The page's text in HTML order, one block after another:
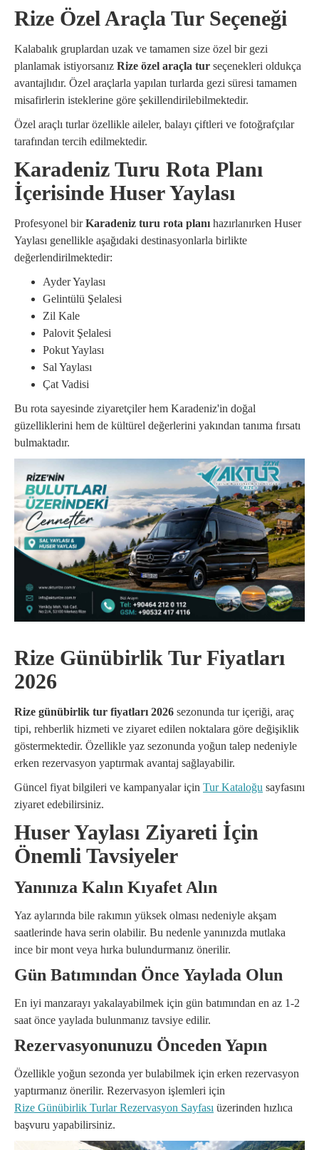
Rize Özel Araçla Tur Seçeneği
Kalabalık gruplardan uzak ve tamamen size özel bir gezi
planlamak istiyorsanız Rize özel araçla tur seçenekleri oldukça
avantajlıdır. Özel araçlarla yapılan turlarda gezi süresi tamamen
misafirlerin isteklerine göre şekillendirilebilmektedir.
Özel araçlı turlar özellikle aileler, balayı çiftleri ve fotoğrafçılar
tarafından tercih edilmektedir.
Karadeniz Turu Rota Planı
İçerisinde Huser Yaylası
Profesyonel birKaradeniz turu rota planı hazırlanırken Huser
Yaylası genellikle aşağıdaki destinasyonlarla birlikte
değerlendirilmektedir:
Ayder Yaylası
Gelintülü Şelalesi
Zil Kale
Palovit Şelalesi
Pokut Yaylası
Sal Yaylası
Çat Vadisi
Bu rota sayesinde ziyaretçiler hem Karadeniz'in doğal
güzelliklerini hem de kültürel değerlerini yakından tanıma fırsatı
bulmaktadır.
Rize Günübirlik Tur Fiyatları
2026
Rize günübirlik tur fiyatları 2026 sezonunda tur içeriği, araç
tipi, rehberlik hizmeti ve ziyaret edilen noktalara göre değişiklik
göstermektedir. Özellikle yaz sezonunda yoğun talep nedeniyle
erken rezervasyon yaptırmak avantaj sağlayabilir.
Güncel fiyat bilgileri ve kampanyalar için Tur Kataloğu sayfasını
ziyaret edebilirsiniz.
Huser Yaylası Ziyareti İçin
Önemli Tavsiyeler
Yanınıza Kalın Kıyafet Alın
Yaz aylarında bile rakımın yüksek olması nedeniyle akşam
saatlerinde hava serin olabilir. Bu nedenle yanınızda mutlaka
ince bir mont veya hırka bulundurmanız önerilir.
Gün Batımından Önce Yaylada Olun
En iyi manzarayı yakalayabilmek için gün batımından en az 1-2
saat önce yaylada bulunmanız tavsiye edilir.
Rezervasyonunuzu Önceden Yapın
Özellikle yoğun sezonda yer bulabilmek için erken rezervasyon
yaptırmanız önerilir. Rezervasyon işlemleri için
Rize Günübirlik Turlar Rezervasyon Sayfası üzerinden hızlıca
başvuru yapabilirsiniz.